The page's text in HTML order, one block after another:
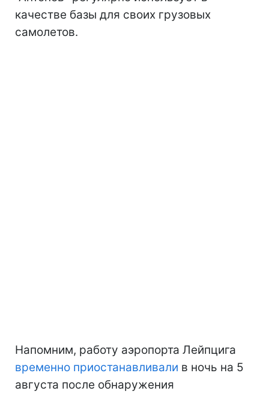
качестве базы для своих грузовых
самолетов.
Напомним, работу аэропорта Лейпцига
временно приостанавливали в ночь на 5
августа после обнаружения